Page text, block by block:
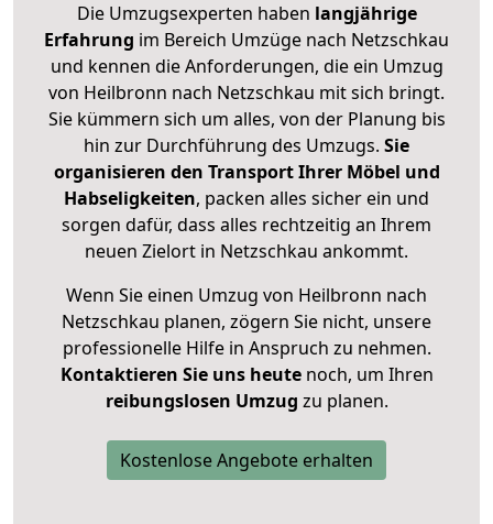
Die Umzugsexperten haben langjährige
Erfahrung im Bereich Umzüge nach Netzschkau
und kennen die Anforderungen, die ein Umzug
von Heilbronn nach Netzschkau mit sich bringt.
Sie kümmern sich um alles, von der Planung bis
hin zur Durchführung des Umzugs. Sie
organisieren den Transport Ihrer Möbel und
Habseligkeiten, packen alles sicher ein und
sorgen dafür, dass alles rechtzeitig an Ihrem
neuen Zielort in Netzschkau ankommt.
Wenn Sie einen Umzug von Heilbronn nach
Netzschkau planen, zögern Sie nicht, unsere
professionelle Hilfe in Anspruch zu nehmen.
Kontaktieren Sie uns heutenoch, um Ihren
reibungslosen Umzug zu planen.
Kostenlose Angebote erhalten